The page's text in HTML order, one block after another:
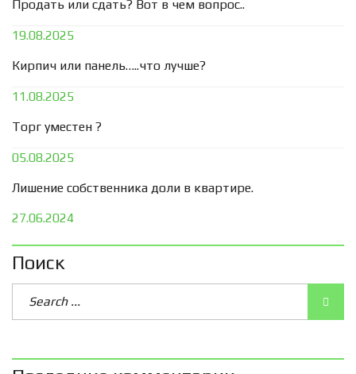
Продать или сдать? Вот в чем вопрос..
19.08.2025
Кирпич или панель…..что лучше?
11.08.2025
Торг уместен ?
05.08.2025
Лишение собственника доли в квартире.
27.06.2024
Поиск